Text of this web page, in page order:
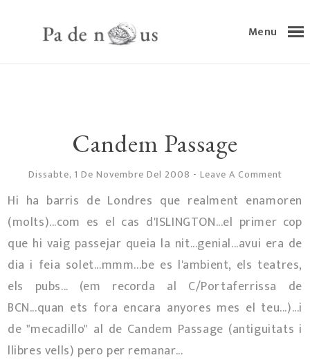
Menu
Candem Passage
Dissabte, 1 De Novembre Del 2008 - Leave A Comment
Hi ha barris de Londres que realment enamoren
(molts)...com es el cas d'ISLINGTON...el primer cop
que hi vaig passejar queia la nit...genial...avui era de
dia i feia solet...mmm...be es l'ambient, els teatres,
els pubs... (em recorda al C/Portaferrissa de
BCN...quan ets fora encara anyores mes el teu...)...i
de "mecadillo" al de Candem Passage (antiguitats i
llibres vells) pero per remanar...